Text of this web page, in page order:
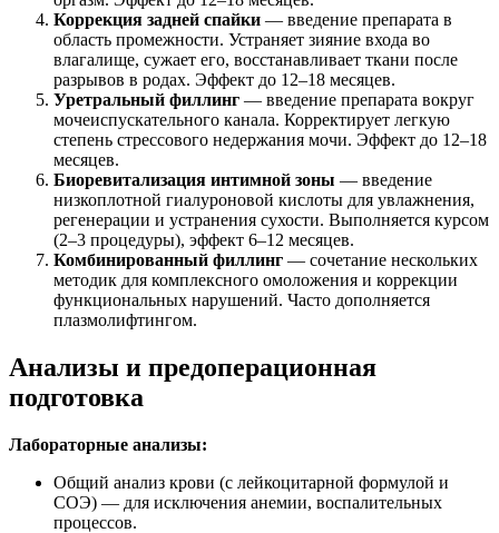
Коррекция задней спайки — введение препарата в
область промежности. Устраняет зияние входа во
влагалище, сужает его, восстанавливает ткани после
разрывов в родах. Эффект до 12–18 месяцев.
Уретральный филлинг — введение препарата вокруг
мочеиспускательного канала. Корректирует легкую
степень стрессового недержания мочи. Эффект до 12–18
месяцев.
Биоревитализация интимной зоны — введение
низкоплотной гиалуроновой кислоты для увлажнения,
регенерации и устранения сухости. Выполняется курсом
(2–3 процедуры), эффект 6–12 месяцев.
Комбинированный филлинг — сочетание нескольких
методик для комплексного омоложения и коррекции
функциональных нарушений. Часто дополняется
плазмолифтингом.
Анализы и предоперационная
подготовка
Лабораторные анализы:
Общий анализ крови (с лейкоцитарной формулой и
СОЭ) — для исключения анемии, воспалительных
процессов.